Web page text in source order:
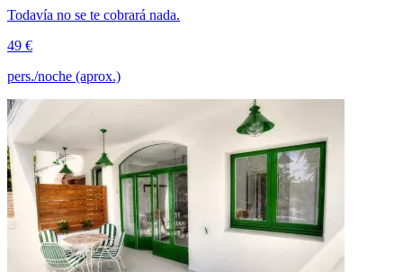
Todavía no se te cobrará nada.
49 €
pers./noche (aprox.)